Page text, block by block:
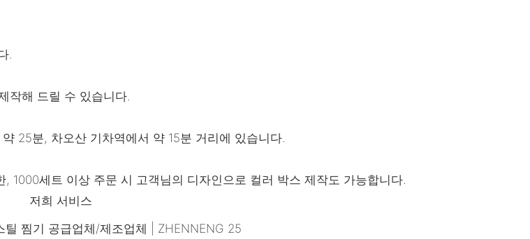
.
작해 드릴 수 있습니다.
25분, 차오산 기차역에서 약 15분 거리에 있습니다.
세트 이상 주문 시 고객님의 디자인으로 컬러 박스 제작도 가능합니다.
저희 서비스